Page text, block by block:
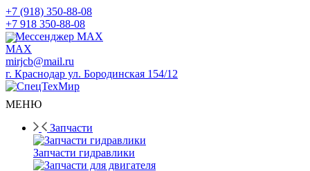
+7 (918) 350-88-08
+7 918 350-88-08
Мессенджер MAX
mirjcb@mail.ru
г. Краснодар ул. Бородинская 154/12
МЕНЮ
Запчасти
Запчасти гидравлики